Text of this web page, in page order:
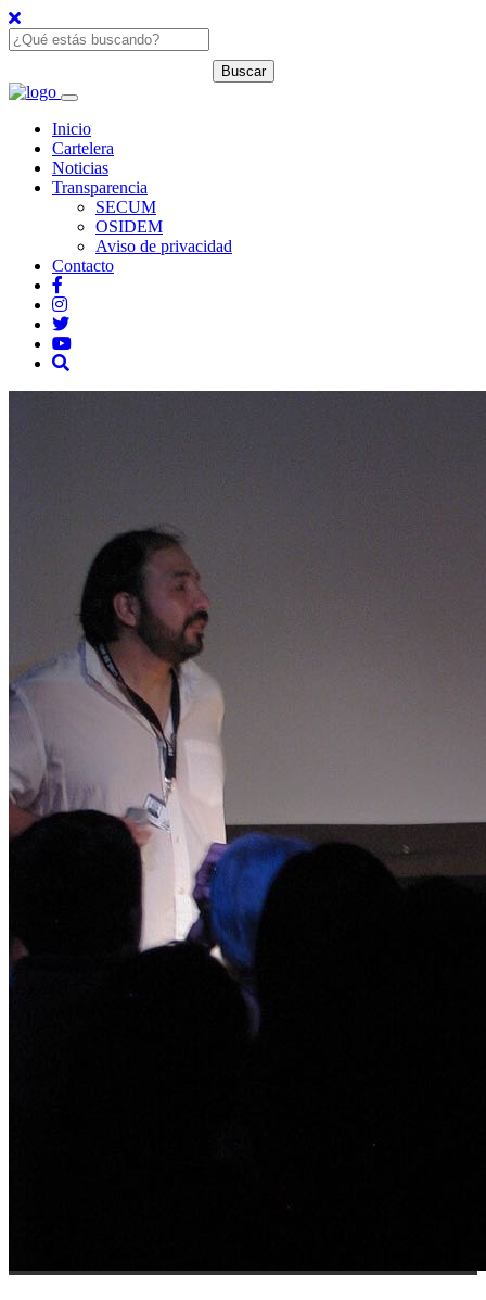
Inicio
Cartelera
Noticias
Transparencia
SECUM
OSIDEM
Aviso de privacidad
Contacto